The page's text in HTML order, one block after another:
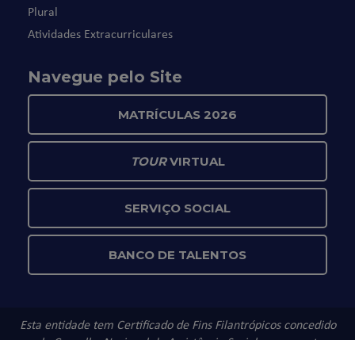
Plural
Atividades Extracurriculares
Navegue pelo Site
MATRÍCULAS 2026
TOURVIRTUAL
SERVIÇO SOCIAL
BANCO DE TALENTOS
Esta entidade tem Certificado de Fins Filantrópicos concedido